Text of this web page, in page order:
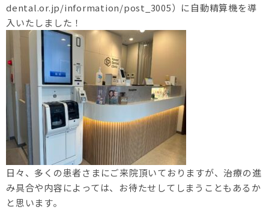
dental.or.jp/information/post_3005）に自動精算機を導
入いたしました！
日々、多くの患者さまにご来院頂いておりますが、治療の進
み具合や内容によっては、お待たせしてしまうこともあるか
と思います。